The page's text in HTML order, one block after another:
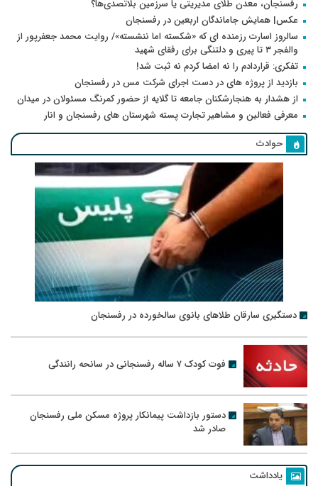
رفسنجان، معدن طلای مدیریتی یا سرزمین بلاتصدی‌ها؟
عکس| همایش جاماندگان اربعین در رفسنجان
سالروز اسارت رزمنده ای که «شکسته اما ننشسته»/ روایت محمد جعفرپور از
والفجر ۳ تا پیری و دلتنگی برای رفقای شهید
تفکری: قراردادم را نه امضا کردم نه ثبت شد!
بازدید از پروژه های در دست اجرای شرکت مس در رفسنجان
از هشدار به هنجارشکنان جامعه تا گلایه از حضور کمرنگ مسئولان در میدان
معرفی فعالین و مشاهیر تجارت پسته شهرستان های رفسنجان و انار
حوادث
دستگیری سارقان طلاهای بانوی سالخورده در رفسنجان
فوت کودک ۷ ساله رفسنجانی در سانحه رانندگی
دستور بازداشت پیمانکار پروژه مسکن ملی رفسنجان
صادر شد
یادداشت